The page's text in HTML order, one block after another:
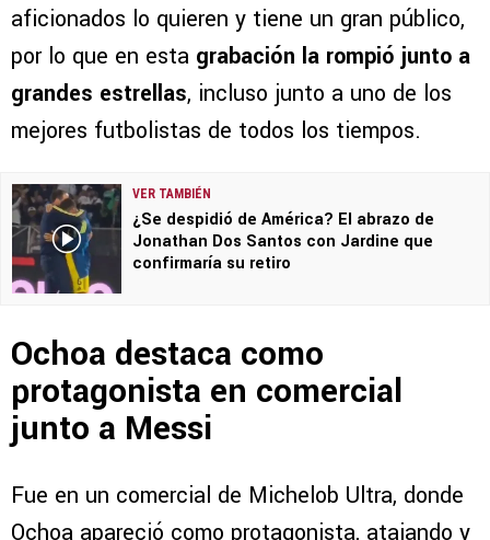
aficionados lo quieren y tiene un gran público,
por lo que en esta grabación la rompió junto a
grandes estrellas, incluso junto a uno de los
mejores futbolistas de todos los tiempos.
VER TAMBIÉN
¿Se despidió de América? El abrazo de
Jonathan Dos Santos con Jardine que
confirmaría su retiro
Ochoa destaca como
protagonista en comercial
junto a Messi
Fue en un comercial de Michelob Ultra, donde
Ochoa apareció como protagonista, atajando y